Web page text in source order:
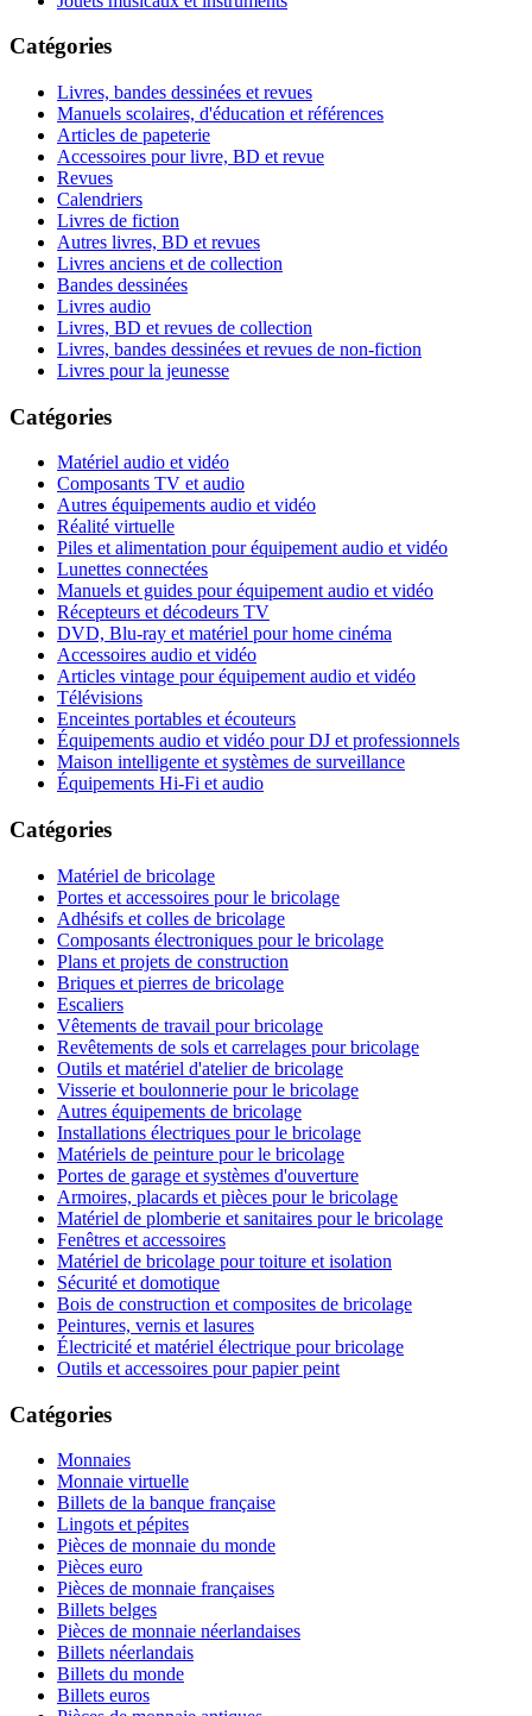
Catégories
Livres, bandes dessinées et revues
Manuels scolaires, d'éducation et références
Articles de papeterie
Accessoires pour livre, BD et revue
Revues
Calendriers
Livres de fiction
Autres livres, BD et revues
Livres anciens et de collection
Bandes dessinées
Livres audio
Livres, BD et revues de collection
Livres, bandes dessinées et revues de non-fiction
Livres pour la jeunesse
Catégories
Matériel audio et vidéo
Composants TV et audio
Autres équipements audio et vidéo
Réalité virtuelle
Piles et alimentation pour équipement audio et vidéo
Lunettes connectées
Manuels et guides pour équipement audio et vidéo
Récepteurs et décodeurs TV
DVD, Blu-ray et matériel pour home cinéma
Accessoires audio et vidéo
Articles vintage pour équipement audio et vidéo
Télévisions
Enceintes portables et écouteurs
Équipements audio et vidéo pour DJ et professionnels
Maison intelligente et systèmes de surveillance
Équipements Hi-Fi et audio
Catégories
Matériel de bricolage
Portes et accessoires pour le bricolage
Adhésifs et colles de bricolage
Composants électroniques pour le bricolage
Plans et projets de construction
Briques et pierres de bricolage
Escaliers
Vêtements de travail pour bricolage
Revêtements de sols et carrelages pour bricolage
Outils et matériel d'atelier de bricolage
Visserie et boulonnerie pour le bricolage
Autres équipements de bricolage
Installations électriques pour le bricolage
Matériels de peinture pour le bricolage
Portes de garage et systèmes d'ouverture
Armoires, placards et pièces pour le bricolage
Matériel de plomberie et sanitaires pour le bricolage
Fenêtres et accessoires
Matériel de bricolage pour toiture et isolation
Sécurité et domotique
Bois de construction et composites de bricolage
Peintures, vernis et lasures
Électricité et matériel électrique pour bricolage
Outils et accessoires pour papier peint
Catégories
Monnaies
Monnaie virtuelle
Billets de la banque française
Lingots et pépites
Pièces de monnaie du monde
Pièces euro
Pièces de monnaie françaises
Billets belges
Pièces de monnaie néerlandaises
Billets néerlandais
Billets du monde
Billets euros